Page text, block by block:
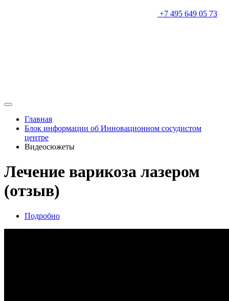
+7 495 649 05 73
Главная
Блок информации об Инновационном сосудистом
центре
Видеосюжеты
Лечение варикоза лазером
(отзыв)
Подробно